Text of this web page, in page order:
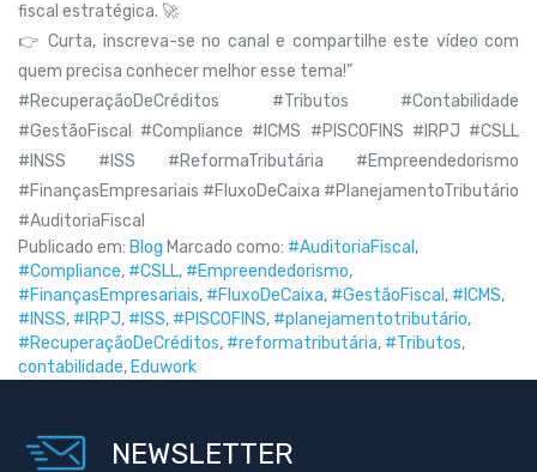
fiscal estratégica. 🚀
👉 Curta, inscreva-se no canal e compartilhe este vídeo com
quem precisa conhecer melhor esse tema!”
#RecuperaçãoDeCréditos #Tributos #Contabilidade
#GestãoFiscal #Compliance #ICMS #PISCOFINS #IRPJ #CSLL
#INSS #ISS #ReformaTributária #Empreendedorismo
#FinançasEmpresariais #FluxoDeCaixa #PlanejamentoTributário
#AuditoriaFiscal
Publicado em: Blog Marcado como: #AuditoriaFiscal,
#Compliance, #CSLL, #Empreendedorismo,
#FinançasEmpresariais, #FluxoDeCaixa, #GestãoFiscal, #ICMS,
#INSS, #IRPJ, #ISS, #PISCOFINS, #planejamentotributário,
#RecuperaçãoDeCréditos, #reformatributária, #Tributos,
contabilidade,Eduwork
NEWSLETTER